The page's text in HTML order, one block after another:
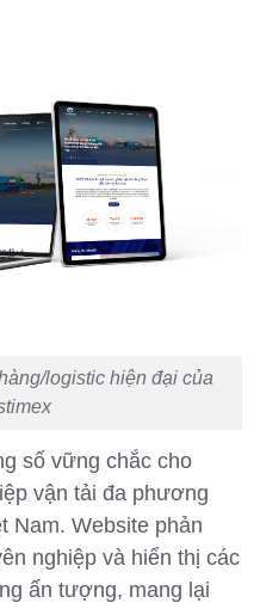
logistic hiện đại của
số vững chắc cho
vận tải đa phương
Nam. Website phản
nghiệp và hiển thị các
ấn tượng, mang lại